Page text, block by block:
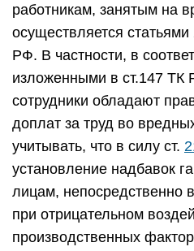
работникам, занятым на
осуществляется
РФ. В частности, в
изложенными в ст.147 ТК
сотрудники обладают
доплат за труд во
учитывать, что в силу ст.
установление надбавок
лицам,
при отрицательном
производственных